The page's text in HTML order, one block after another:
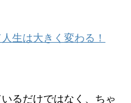
生は大きく変わる！
るだけではなく、ちゃ